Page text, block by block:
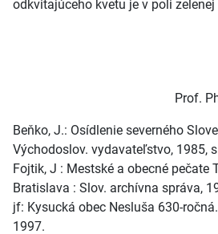
odkvitajúceho kvetu je v poli zelenej
Prof.
Beňko, J.: Osídlenie severného
Východoslov. vydavateľstvo, 1985,
Fojtik, J : Mestské a obecné pečate
Bratislava : Slov. archívna správa,
jf: Kysucká obec Nesluša 630-
1997.